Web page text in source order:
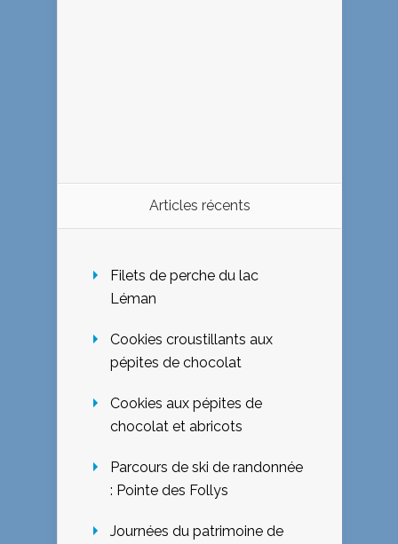
Articles récents
Filets de perche du lac
Léman
Cookies croustillants aux
pépites de chocolat
Cookies aux pépites de
chocolat et abricots
Parcours de ski de randonnée
: Pointe des Follys
Journées du patrimoine de